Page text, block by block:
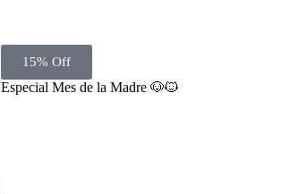
15% Off
Especial Mes de la Madre 🐶🐱